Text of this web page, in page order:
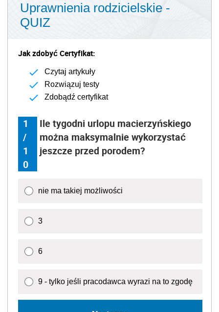
Uprawnienia rodzicielskie -
QUIZ
Jak zdobyć Certyfikat:
Czytaj artykuły
Rozwiązuj testy
Zdobądź certyfikat
1
/
1
0
Ile tygodni urlopu macierzyńskiego
można maksymalnie wykorzystać
jeszcze przed porodem?
nie ma takiej możliwości
3
6
9 - tylko jeśli pracodawca wyrazi na to zgodę